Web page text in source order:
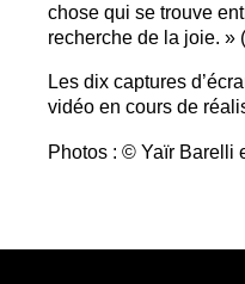
chose qui se trouve
recherche de la joie. »
Les dix captures
vidéo en cours de
Photos : © Yaïr Barelli